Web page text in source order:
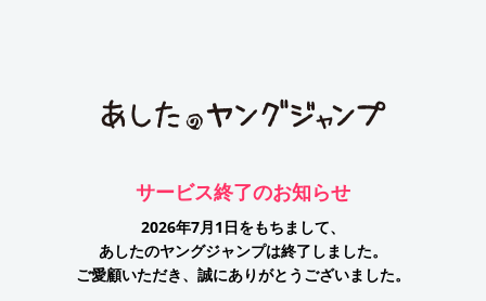
サービス終了のお知らせ
2026年7月1日をもちまして、
あしたのヤングジャンプは終了しました。
ご愛顧いただき、誠にありがとうございました。